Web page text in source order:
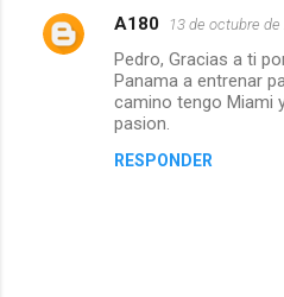
C
A180 13 de octubre
Pedro, Gracias a ti
Panama a entrenar
camino tengo Miami
pasion.
RESPONDER